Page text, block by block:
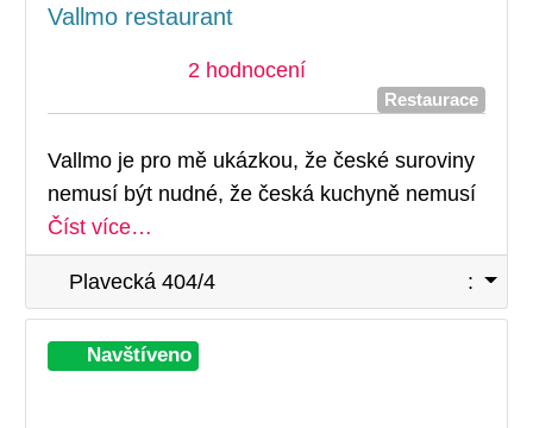
Vallmo restaurant
2 hodnocení
Restaurace
Vallmo je pro mě ukázkou, že české suroviny
nemusí být nudné, že česká kuchyně nemusí
Číst více…
Plavecká 404/4 :
Navštíveno